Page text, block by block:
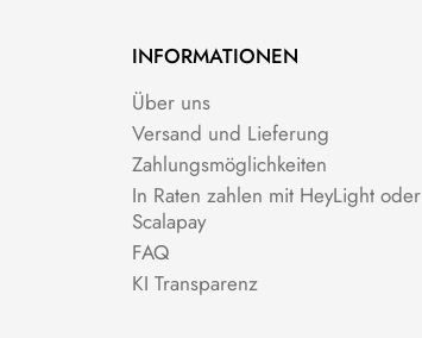
INFORMATIONEN
Über uns
Versand und Lieferung
Zahlungsmöglichkeiten
In Raten zahlen mit HeyLight oder
Scalapay
FAQ
KI Transparenz